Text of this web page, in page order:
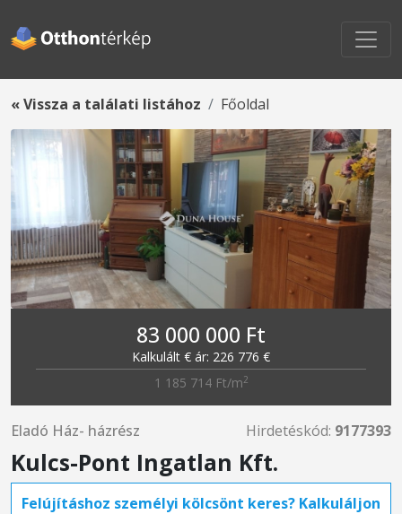
« Vissza a találati listához Főoldal
83 000 000 Ft
Kalkulált € ár: 226 776 €
1 185 714 Ft/m2
Eladó Ház- házrész Hirdetéskód: 9177393
Kulcs-Pont Ingatlan Kft.
Felújításhoz személyi kölcsönt keres? Kalkuláljon